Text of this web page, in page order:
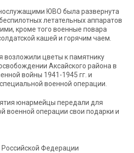
ЮВО была развернута
летательных аппаратов
кроме того военные повара
кашей и горячим чаем.
возложили цветы к памятнику
Аксайского района в
войны 1941-1945 гг. и
военной операции.
юнармейцы передали для
военной операции свои подарки и
Федерации